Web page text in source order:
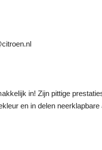
in! Zijn pittige
en in delen neerklapbare